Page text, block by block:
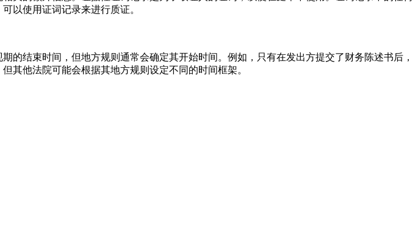
以使用证词记录来进行质证。
结束时间，但地方规则通常会确定其开始时间。例如，只有在发出方提交了财务陈述书后，
其他法院可能会根据其地方规则设定不同的时间框架。